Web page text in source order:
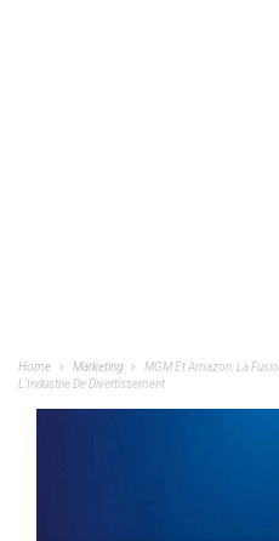
Home Marketing
MGM Et Amazon: La
L’Industrie De Divertissement